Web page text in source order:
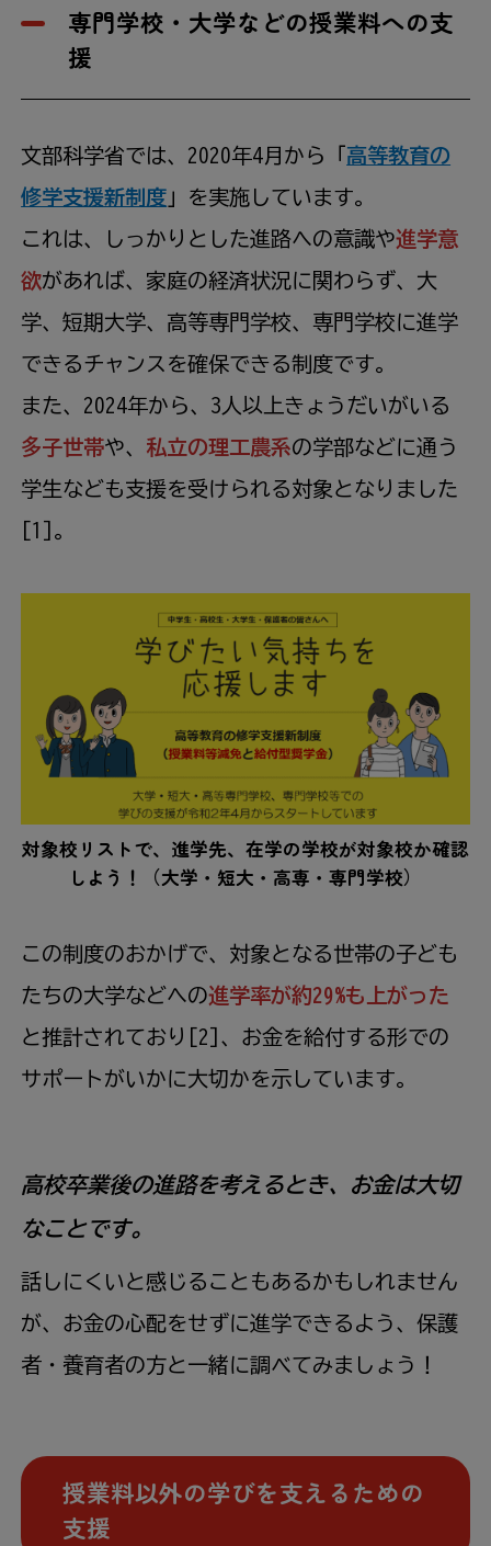
専門学校・大学などの授業料への支
援
文部科学省では、2020年4月から「 高等教育の
修学支援新制度 」を実施しています。
これは、しっかりとした進路への意識や進学意
欲があれば、家庭の経済状況に関わらず、大
学、短期大学、高等専門学校、専門学校に進学
できるチャンスを確保できる制度です。
また、2024年から、3人以上きょうだいがいる
多子世帯や、 私立の理工農系の学部などに通う
学生なども支援を受けられる対象となりました
[1]。
対象校リストで、進学先、在学の学校が対象校か確認
しよう！（大学・短大・高専・専門学校）
この制度のおかげで、対象となる世帯の子ども
たちの大学などへの進学率が約29%も上がった
と推計されており[2]、お金を給付する形での
サポートがいかに大切かを示しています。
高校卒業後の進路を考えるとき、お金は大切
なことです。
話しにくいと感じることもあるかもしれません
が、お金の心配をせずに進学できるよう、保護
者・養育者の方と一緒に調べてみましょう！
授業料以外の学びを支えるための
支援